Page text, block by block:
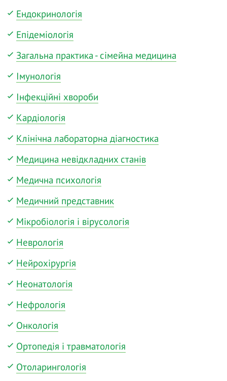
Ендокринологія
Епідеміологія
Загальна практика - сімейна медицина
Імунологія
Інфекційні хвороби
Кардіологія
Клінічна лабораторна діагностика
Медицина невідкладних станів
Медична психологія
Медичний представник
Мікробіологія і вірусологія
Неврологія
Нейрохірургія
Неонатологія
Нефрологія
Онкологія
Ортопедія і травматологія
Отоларингологія